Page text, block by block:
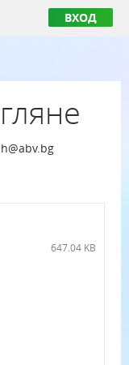
ВХОД
647.04 KB